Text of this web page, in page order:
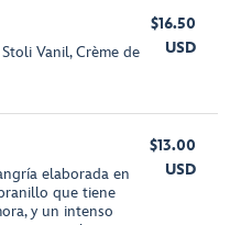
Vanil, Crème de
$16.50
USD
elaborada en
que tiene
y un intenso
$13.00
USD